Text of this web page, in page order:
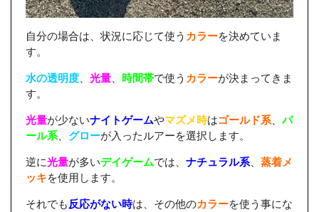
自分の場合は、状況に応じて使う カラーを決めていま
す。
水の透明度 光量 時間帯で使う カラーが決まってきま
す。
光量が少ないナイトゲームやマズメ時はゴールド系
パ
ール系
グローが入ったルアーを選択します。
逆に光量が多いデイゲームでは、 ナチュラル系
蒸着メ
ッキを使用します。
それでも 反応がない時は、その他のカラーを使う事にな